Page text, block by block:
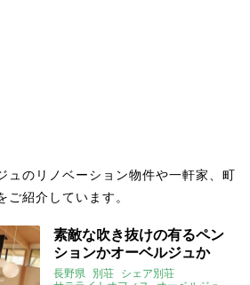
ュのリノベーション物件や一軒家、町
紹介しています。
素敵な吹き抜けの有るペン
ションかオーベルジュか
長野県 別荘 シェア別荘